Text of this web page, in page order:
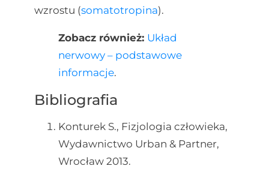
wzrostu (somatotropina).
Zobacz również: Układ
nerwowy – podstawowe
informacje.
Bibliografia
Konturek S., Fizjologia człowieka,
Wydawnictwo Urban & Partner,
Wrocław 2013.